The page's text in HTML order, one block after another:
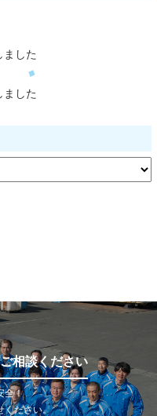
ました
ました
相談ください
全！
ください。